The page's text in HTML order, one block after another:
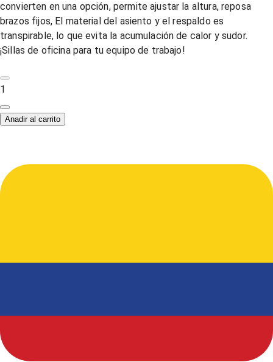
convierten en una opción, permite ajustar la altura, reposa
brazos fijos, El material del asiento y el respaldo es
transpirable, lo que evita la acumulación de calor y sudor.
¡Sillas de oficina para tu equipo de trabajo!
1
Anadir al carrito